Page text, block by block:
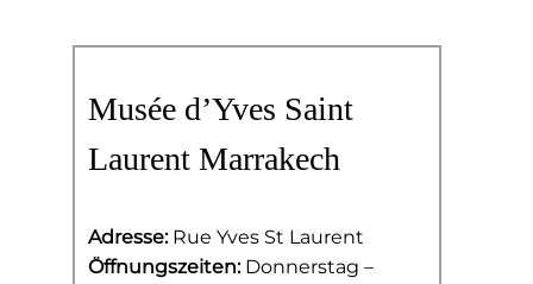
Musée d’Yves Saint
Laurent Marrakech
Adresse:Rue Yves St Laurent
Öffnungszeiten:Donnerstag –